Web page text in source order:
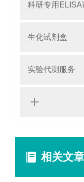
科研专用ELISA
生化试剂盒
实验代测服务
相关文章